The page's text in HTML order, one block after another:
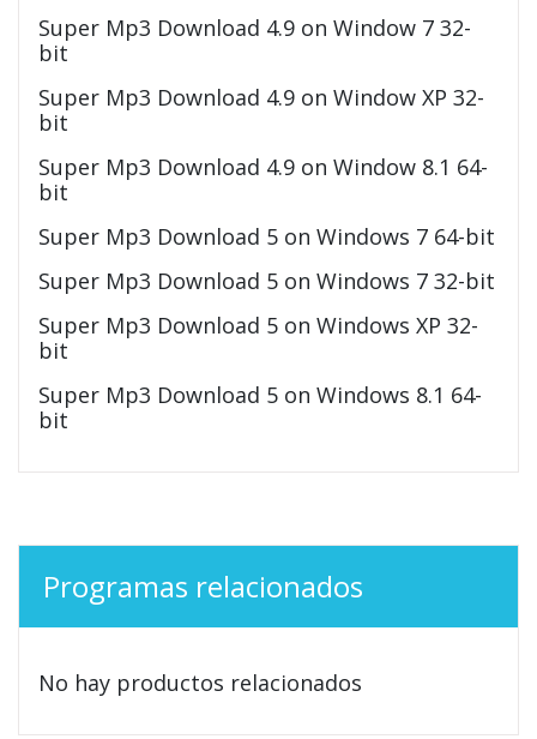
Super Mp3 Download 4.9 on Window 7 32-
bit
Super Mp3 Download 4.9 on Window XP 32-
bit
Super Mp3 Download 4.9 on Window 8.1 64-
bit
Super Mp3 Download 5 on Windows 7 64-bit
Super Mp3 Download 5 on Windows 7 32-bit
Super Mp3 Download 5 on Windows XP 32-
bit
Super Mp3 Download 5 on Windows 8.1 64-
bit
Programas relacionados
No hay productos relacionados